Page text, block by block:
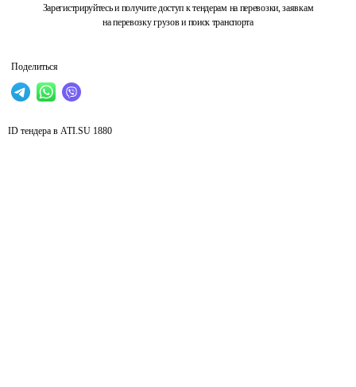
Зарегистрируйтесь и получите доступ к тендерам на перевозки, заявкам
на перевозку грузов и поиск транспорта
Поделиться
ID тендера в ATI.SU 1880